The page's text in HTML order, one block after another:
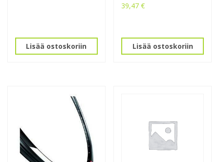
Lisää ostoskoriin
39,47€
Lisää ostoskoriin